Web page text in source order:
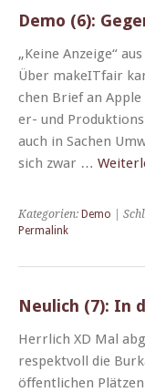
Demo (6):
„Keine Anzeige“
Über makeIT­fair
chen Brief an
er- und
auch in Sachen
sich zwar …
Kategorien: Demo |
Permalink
Neulich (7): In
Her­rlich XD Mal
respek­tvoll die
öffentlichen